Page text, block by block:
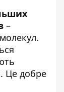
–
Це добре